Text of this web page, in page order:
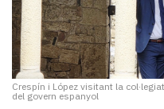
Crespín i López visitant la
del govern espanyol